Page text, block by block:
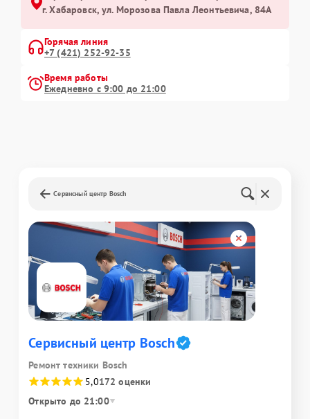
г. Хабаровск, ул. Морозова Павла Леонтьевича, 84А
Горячая линия
+7 (421) 252-92-35
Время работы
Ежедневно с 9:00 до 21:00
Сервисный центр Bosch
Сервисный центр Bosch
Ремонт техники Bosch
5,0172 оценки
Открыто до 21:00